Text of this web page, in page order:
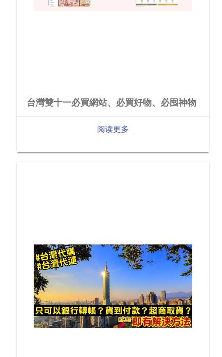
台灣雙十一必買網站、必買好物、必囤神物
阅读更多